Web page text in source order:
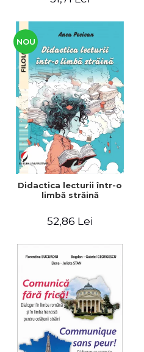
NOU
Didactica lecturii într-o
limbă străină
52,86 Lei